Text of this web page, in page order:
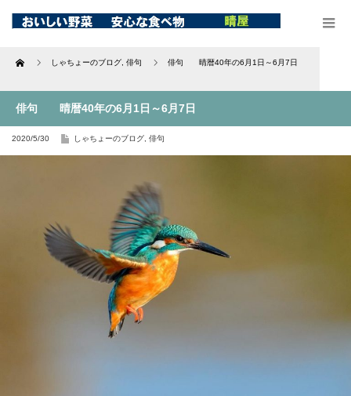
Home しゃちょーのブログ 俳句 俳句 晴暦40年の6月1日～6月7日
俳句 晴暦40年の6月1日～6月7日
2020/5/30 しゃちょーのブログ 俳句